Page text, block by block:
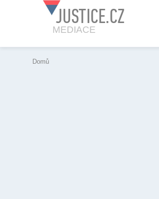
JUSTICE.CZ
MEDIACE
Domů